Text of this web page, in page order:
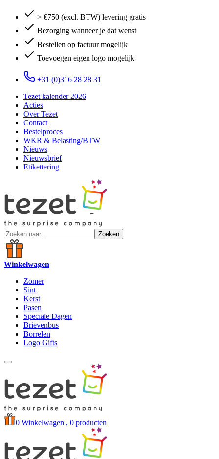
> €750 (excl. BTW) levering gratis
Bezorging wanneer je dat wenst
Bestellen op factuur mogelijk
Toevoegen eigen logo mogelijk
+31 (0)316 28 28 31
Tezet kalender 2026
Acties
Over Tezet
Contact
Bestelproces
WKR & Belasting/BTW
Nieuws
Nieuwsbrief
Etikettering
Zoeken
Winkelwagen
Zomer
Sint
Kerst
Pasen
Speciale Dagen
Brievenbus
Borrelen
Logo Gifts
0 Winkelwagen , 0 producten